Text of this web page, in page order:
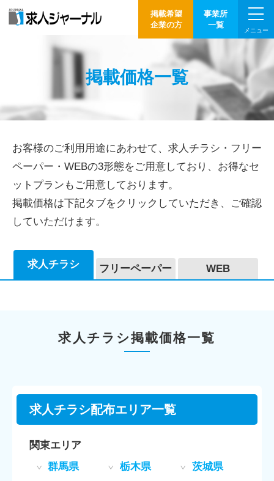
掲載希望
企業の方
事業所
一覧
メニュー
掲載価格一覧
お客様のご利用用途にあわせて、求人チラシ・フリー
ペーパー・WEBの3形態をご用意しており、お得なセ
ットプランもご用意しております。
掲載価格は下記タブをクリックしていただき、ご確認
していただけます。
求人チラシ フリーペーパー WEB
求人チラシ掲載価格一覧
求人チラシ配布エリア一覧
関東エリア
群馬県
栃木県 茨城県